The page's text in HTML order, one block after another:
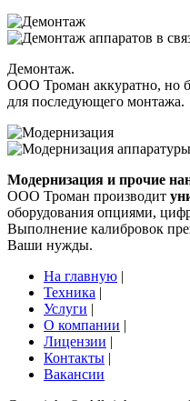
Демонтаж.
ООО Троман аккуратно, но
для последующего монтажа.
Модернизация и прочие
ООО Троман производит
оборудования опциями,
Выполнение калибровок
Ваши нужды.
На главную |
Техника |
Услуги |
О компании |
Лицензии |
Контакты |
Вакансии